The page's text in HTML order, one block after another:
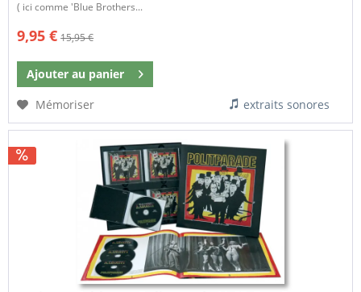
( ici comme 'Blue Brothers...
9,95 € 15,95 €
Ajouter au panier
Mémoriser
extraits sonores